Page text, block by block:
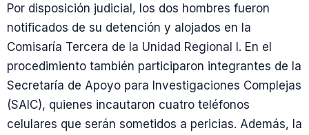
Por disposición judicial, los dos hombres fueron
notificados de su detención y alojados en la
Comisaría Tercera de la Unidad Regional I. En el
procedimiento también participaron integrantes de la
Secretaría de Apoyo para Investigaciones Complejas
(SAIC), quienes incautaron cuatro teléfonos
celulares que serán sometidos a pericias. Además, la